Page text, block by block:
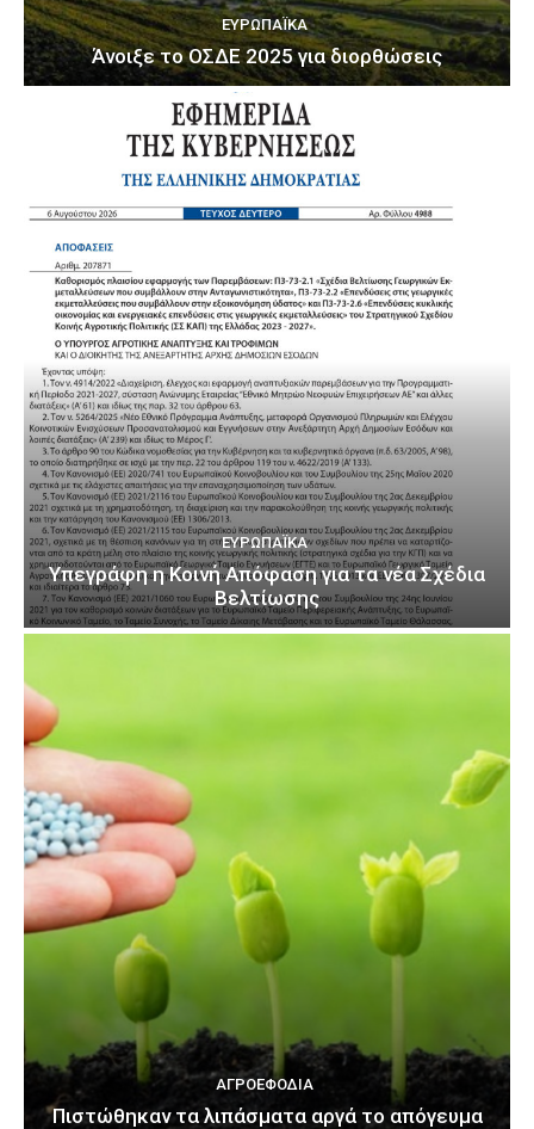
ΕΥΡΩΠΑΪΚΆ
Άνοιξε το ΟΣΔΕ 2025 για διορθώσεις
ΕΥΡΩΠΑΪΚΆ
Υπεγράφη η Κοινή Απόφαση για τα νέα Σχέδια
Βελτίωσης
ΑΓΡΟΕΦΌΔΙΑ
Πιστώθηκαν τα λιπάσματα αργά το απόγευμα